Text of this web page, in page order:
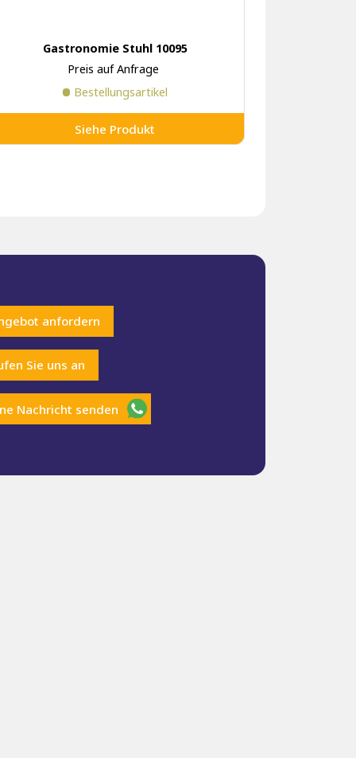
Gastronomie Stuhl 10095
Preis auf Anfrage
Bestellungsartikel
Siehe Produkt
anfordern
Sie uns an
Nachricht senden